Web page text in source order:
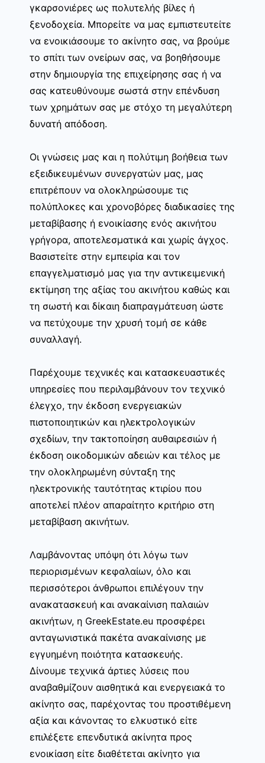
γκαρσονιέρες ως πολυτελής βίλες ή
ξενοδοχεία. Μπορείτε να μας εμπιστευτείτε
να ενοικιάσουμε το ακίνητο σας, να βρούμε
το σπίτι των ονείρων σας, να βοηθήσουμε
στην δημιουργία της επιχείρησης σας ή να
σας κατευθύνουμε σωστά στην επένδυση
των χρημάτων σας με στόχο τη μεγαλύτερη
δυνατή απόδοση.
Οι γνώσεις μας και η πολύτιμη βοήθεια των
εξειδικευμένων συνεργατών μας, μας
επιτρέπουν να ολοκληρώσουμε τις
πολύπλοκες και χρονοβόρες διαδικασίες της
μεταβίβασης ή ενοικίασης ενός ακινήτου
γρήγορα, αποτελεσματικά και χωρίς άγχος.
Βασιστείτε στην εμπειρία και τον
επαγγελματισμό μας για την αντικειμενική
εκτίμηση της αξίας του ακινήτου καθώς και
τη σωστή και δίκαιη διαπραγμάτευση ώστε
να πετύχουμε την χρυσή τομή σε κάθε
συναλλαγή.
Παρέχουμε τεχνικές και κατασκευαστικές
υπηρεσίες που περιλαμβάνουν τον τεχνικό
έλεγχο, την έκδοση ενεργειακών
πιστοποιητικών και ηλεκτρολογικών
σχεδίων, την τακτοποίηση αυθαιρεσιών ή
έκδοση οικοδομικών αδειών και τέλος με
την ολοκληρωμένη σύνταξη της
ηλεκτρονικής ταυτότητας κτιρίου που
αποτελεί πλέον απαραίτητο κριτήριο στη
μεταβίβαση ακινήτων.
Λαμβάνοντας υπόψη ότι λόγω των
περιορισμένων κεφαλαίων, όλο και
περισσότεροι άνθρωποι επιλέγουν την
ανακατασκευή και ανακαίνιση παλαιών
ακινήτων, η GreekEstate.eu προσφέρει
ανταγωνιστικά πακέτα ανακαίνισης με
εγγυημένη ποιότητα κατασκευής.
Δίνουμε τεχνικά άρτιες λύσεις που
αναβαθμίζουν αισθητικά και ενεργειακά το
ακίνητο σας, παρέχοντας του προστιθέμενη
αξία και κάνοντας το ελκυστικό είτε
επιλέξετε επενδυτικά ακίνητα προς
ενοικίαση είτε διαθέτεται ακίνητο για